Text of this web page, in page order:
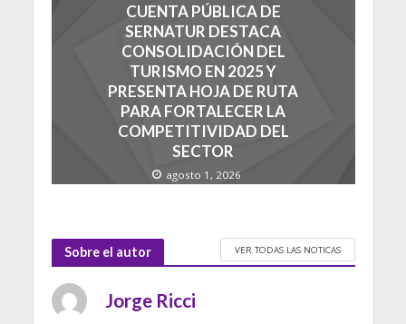
CUENTA PÚBLICA DE
SERNATUR DESTACA
CONSOLIDACIÓN DEL
TURISMO EN 2025 Y
PRESENTA HOJA DE RUTA
PARA FORTALECER LA
COMPETITIVIDAD DEL
SECTOR
agosto 1, 2026
Sobre el autor VER TODAS LAS NOTICAS
Jorge Ricci